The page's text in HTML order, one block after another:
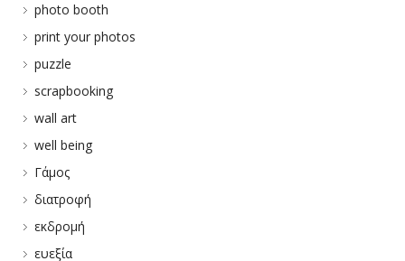
photo booth
print your photos
puzzle
scrapbooking
wall art
well being
Γάμος
διατροφή
εκδρομή
ευεξία